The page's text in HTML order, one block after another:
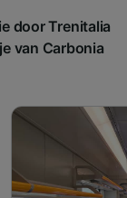
door Trenitalia
van Carbonia